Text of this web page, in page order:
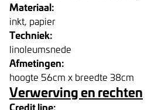
Materiaal:
inkt, papier
Techniek:
linoleumsnede
Afmetingen:
hoogte 56cm x breedte 38cm
Verwerving en rechten
Credit line: